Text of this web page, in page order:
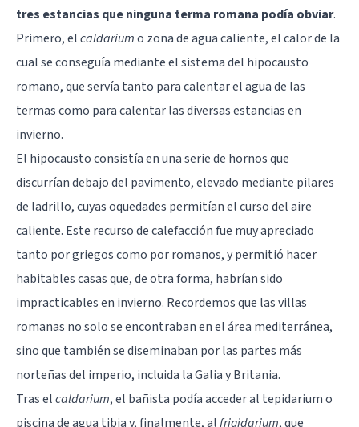
tres estancias que ninguna terma romana podía obviar.
Primero, elcaldariumo zona de agua caliente, el calor de la
cual se conseguía mediante el sistema del hipocausto
romano, que servía tanto para calentar el agua de las
termas como para calentar las diversas estancias en
invierno.
El hipocausto consistía en una serie de hornos que
discurrían debajo del pavimento, elevado mediante pilares
de ladrillo, cuyas oquedades permitían el curso del aire
caliente. Este recurso de calefacción fue muy apreciado
tanto por griegos como por romanos, y permitió hacer
habitables casas que, de otra forma, habrían sido
impracticables en invierno. Recordemos que las villas
romanas no solo se encontraban en el área mediterránea,
sino que también se diseminaban por las partes más
norteñas del imperio, incluida la Galia y Britania.
Tras elcaldarium, el bañista podía acceder al tepidarium o
piscina de agua tibia y, finalmente, alfrigidarium, que